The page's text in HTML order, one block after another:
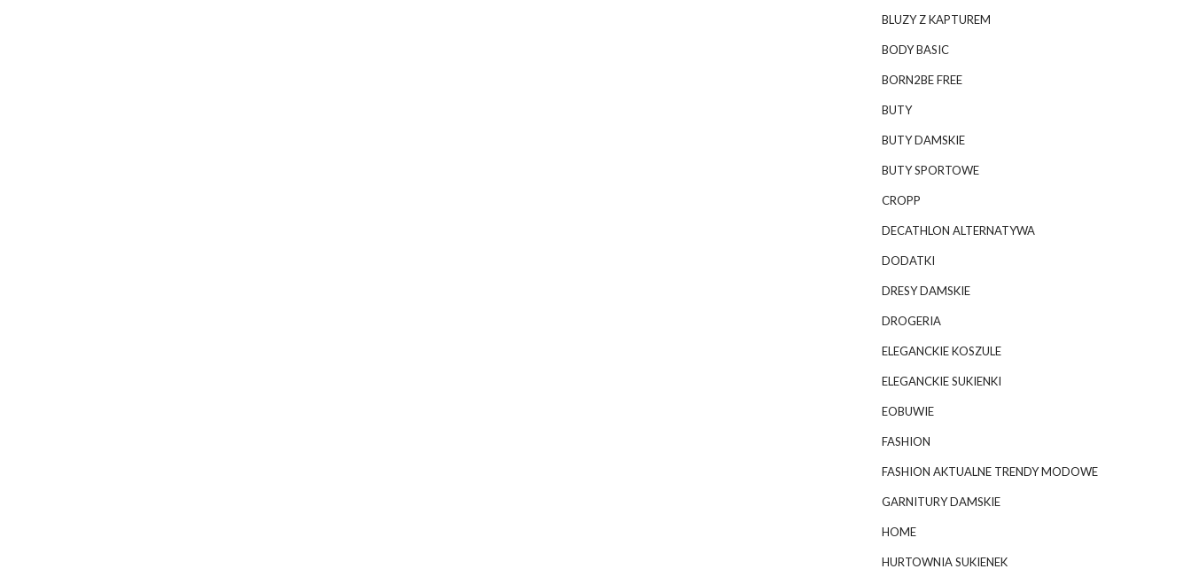
BLUZY Z KAPTUREM
BODY BASIC
BORN2BE FREE
BUTY
BUTY DAMSKIE
BUTY SPORTOWE
CROPP
DECATHLON ALTERNATYWA
DODATKI
DRESY DAMSKIE
DROGERIA
ELEGANCKIE KOSZULE
ELEGANCKIE SUKIENKI
EOBUWIE
FASHION
FASHION AKTUALNE TRENDY MODOWE
GARNITURY DAMSKIE
HOME
HURTOWNIA SUKIENEK